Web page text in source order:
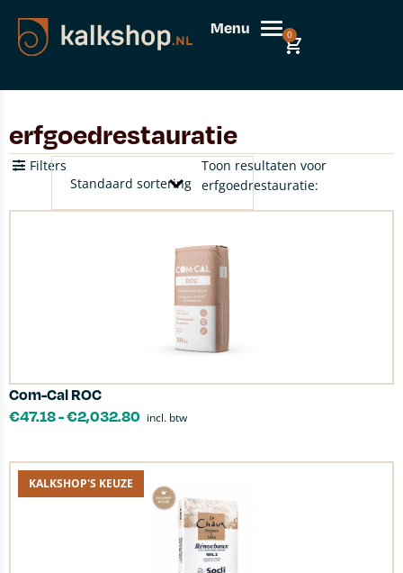
Menu 0
erfgoedrestauratie
Toon resultaten voor
erfgoedrestauratie:
Filters
Com-Cal ROC
€47.18-€2,032.80 incl. btw
KALKSHOP'S KEUZE